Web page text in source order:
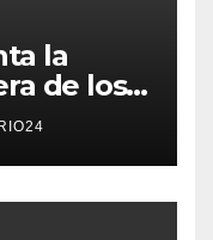
la
de los
a
el